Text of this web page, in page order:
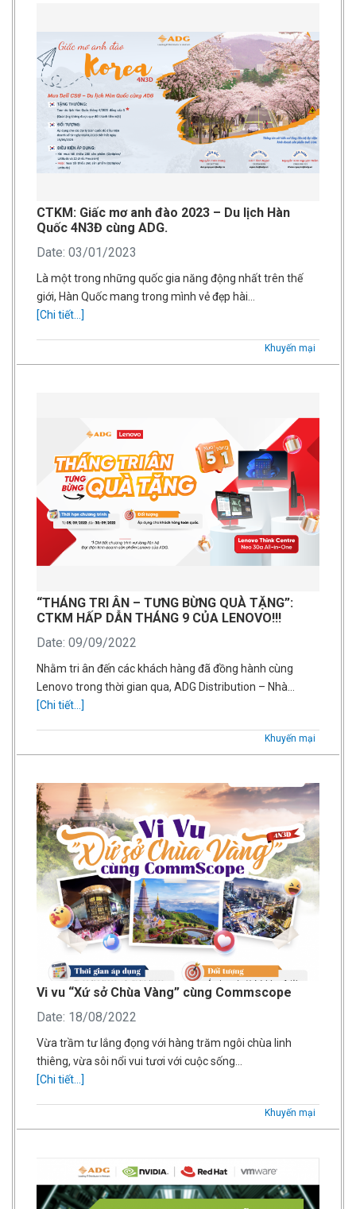
CTKM: Giấc mơ anh đào 2023 – Du lịch Hàn
Quốc 4N3Đ cùng ADG.
Date: 03/01/2023
Là một trong những quốc gia năng động nhất trên thế
giới, Hàn Quốc mang trong mình vẻ đẹp hài…
[Chi tiết...]
Khuyến mại
“THÁNG TRI ÂN – TƯNG BỪNG QUÀ TẶNG”:
CTKM HẤP DẪN THÁNG 9 CỦA LENOVO!!!
Date: 09/09/2022
Nhằm tri ân đến các khách hàng đã đồng hành cùng
Lenovo trong thời gian qua, ADG Distribution – Nhà…
[Chi tiết...]
Khuyến mại
Vi vu “Xứ sở Chùa Vàng” cùng Commscope
Date: 18/08/2022
Vừa trầm tư lắng đọng với hàng trăm ngôi chùa linh
thiêng, vừa sôi nổi vui tươi với cuộc sống…
[Chi tiết...]
Khuyến mại